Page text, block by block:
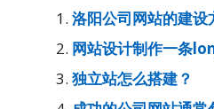
洛阳公司网站的建设
网站设计制作一条
独立站怎么搭建？